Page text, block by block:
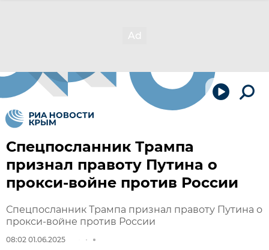
Спецпосланник Трампа
признал правоту Путина о
прокси-войне против России
Спецпосланник Трампа признал правоту Путина о
прокси-войне против России
08:02 01.06.2025